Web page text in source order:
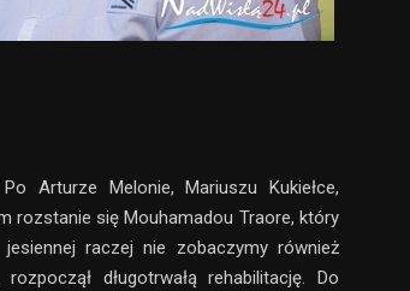
Arturze Melonie, Mariuszu Kukiełce,
rozstanie się Mouhamadou Traore, który
raczej nie zobaczymy również
długotrwałą rehabilitację. Do